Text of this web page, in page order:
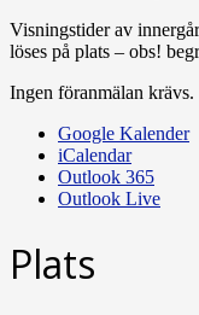
Visningstider av
löses på plats – obs!
Ingen föranmälan krävs.
Google Kalender
iCalendar
Outlook 365
Outlook Live
Plats